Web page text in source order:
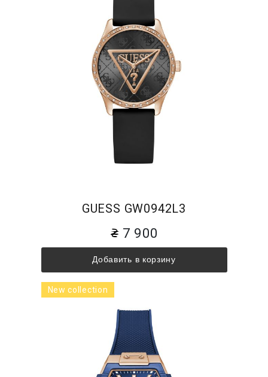
GUESS GW0942L3
7 900
Добавить в корзину
New collection